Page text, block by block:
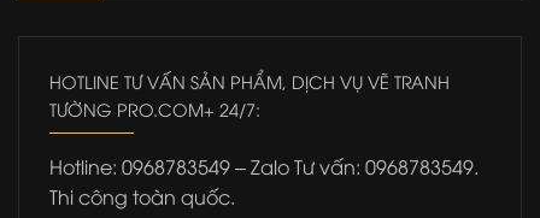
HOTLINE TƯ VẤN SẢN PHẨM, DỊCH VỤ VẼ TRANH
TƯỜNG PRO.COM+ 24/7:
Hotline: 0968783549 – Zalo Tư vấn: 0968783549.
Thi công toàn quốc.